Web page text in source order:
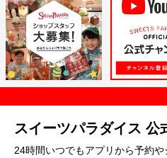
スイーツパラダイス 公
24時間いつでもアプリから予約や